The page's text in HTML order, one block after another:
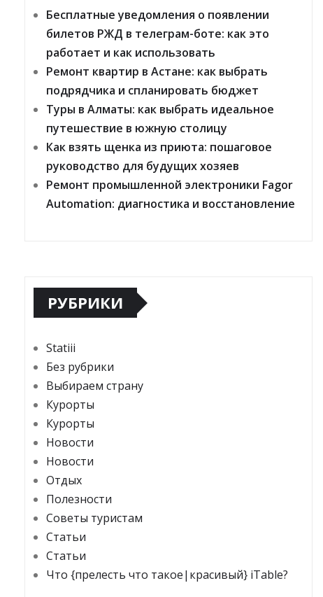
Бесплатные уведомления о появлении
билетов РЖД в телеграм-боте: как это
работает и как использовать
Ремонт квартир в Астане: как выбрать
подрядчика и спланировать бюджет
Туры в Алматы: как выбрать идеальное
путешествие в южную столицу
Как взять щенка из приюта: пошаговое
руководство для будущих хозяев
Ремонт промышленной электроники Fagor
Automation: диагностика и восстановление
РУБРИКИ
Statiii
Без рубрики
Выбираем страну
Курорты
Курорты
Новости
Новости
Отдых
Полезности
Советы туристам
Статьи
Статьи
Что {прелесть что такое|красивый} iTable?